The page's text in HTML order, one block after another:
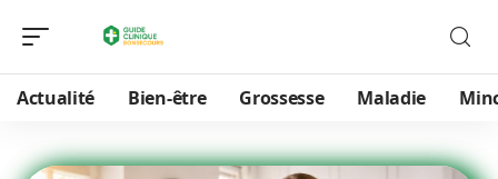
Actualité Bien-être Grossesse Maladie